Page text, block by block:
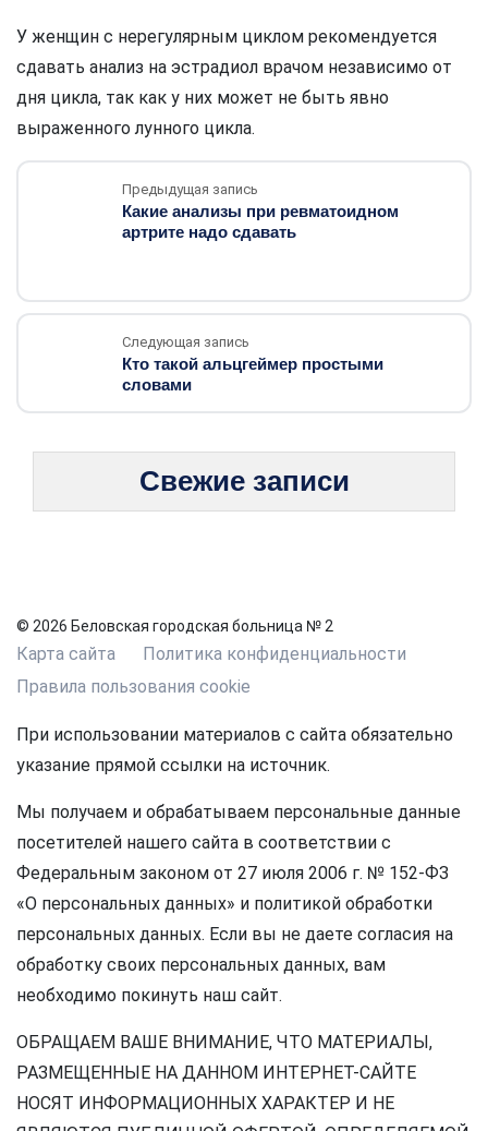
У женщин с нерегулярным циклом рекомендуется
сдавать анализ на эстрадиол врачом независимо от
дня цикла, так как у них может не быть явно
выраженного лунного цикла.
Предыдущая запись
Какие анализы при ревматоидном
артрите надо сдавать
Следующая запись
Кто такой альцгеймер простыми
словами
Свежие записи
© 2026 Беловская городская больница № 2
Карта сайта
Политика конфиденциальности
Правила пользования cookie
При использовании материалов с сайта обязательно
указание прямой ссылки на источник.
Мы получаем и обрабатываем персональные данные
посетителей нашего сайта в соответствии с
Федеральным законом от 27 июля 2006 г. № 152-ФЗ
«О персональных данных» и политикой обработки
персональных данных. Если вы не даете согласия на
обработку своих персональных данных, вам
необходимо покинуть наш сайт.
ОБРАЩАЕМ ВАШЕ ВНИМАНИЕ, ЧТО МАТЕРИАЛЫ,
РАЗМЕЩЕННЫЕ НА ДАННОМ ИНТЕРНЕТ-САЙТЕ
НОСЯТ ИНФОРМАЦИОННЫХ ХАРАКТЕР И НЕ